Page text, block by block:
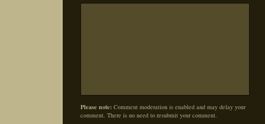
Please note: Comment moderation is enabled and may delay your
comment. There is no need to resubmit your comment.